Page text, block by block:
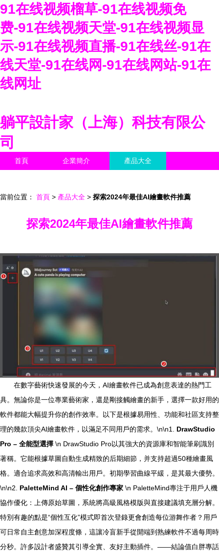
91在线视频榴草-91在线视频免
费-91在线视频天堂-91在线视频显
示-91在线视频直播-91在线丝-91在
线天堂-91在线网-91在线网站-91在
线网址
躺平設計家（上海）科技有限公
司
首頁 企業簡介 產品大全
當前位置： 首頁 > 產品大全 > 探索2024年最佳AI繪畫軟件推薦
探索2024年最佳AI繪畫軟件推薦
在數字藝術快速發展的今天，AI繪畫軟件已成為創意表達的熱門工
具。無論你是一位專業藝術家，還是剛接觸繪畫的新手，選擇一款好用的
軟件都能大幅提升你的創作效率。以下是根據易用性、功能和社區支持整
理的幾款頂尖AI繪畫軟件，以滿足不同用戶的需求。\n\n1. DrawStudio
Pro – 全能型選擇 \n DrawStudio Pro以其強大的資源庫和智能筆刷識別
著稱。它能根據草圖自動生成精致的后期細節，并支持超過50種繪畫風
格。適合追求高效和高清輸出用戶。初期學習曲線平緩，是其最大優勢。
\n\n2. PaletteMind AI – 個性化創作專家 \n PaletteMind專注于用戶人機
協作優化：上傳原始草圖，系統將高級風格模版與直接建議填充層分解。
特別有趣的點是“個性互化”模式即首次登錄更會創造每位游舞作者？用戶
可日常自主創意加深程度條，這讓冷盲新手從開端到熟練軟件不過每周時
分秒。許多設計者盛贊其引導全實、友好主動插件。——結論值白胖專話